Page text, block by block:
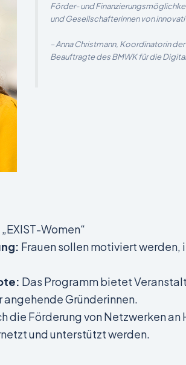
Förder- und
und Gesellschafterinnen von
– Anna Christmann, Koordinatorin
Beauftragte des BMWK für die
Women“
Frauen sollen motiviert
Das Programm bietet
Gründerinnen.
die Förderung von Netzwerken
und unterstützt werden.